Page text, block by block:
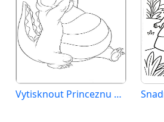
Vytisknout Princeznu a žabáka